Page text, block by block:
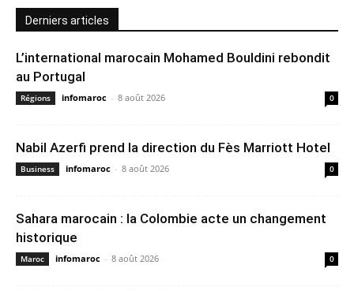
Derniers articles
L’international marocain Mohamed Bouldini rebondit
au Portugal
Régions infomaroc - 8 août 2026 0
Nabil Azerfi prend la direction du Fès Marriott Hotel
Business infomaroc - 8 août 2026 0
Sahara marocain : la Colombie acte un changement
historique
Maroc infomaroc - 8 août 2026 0